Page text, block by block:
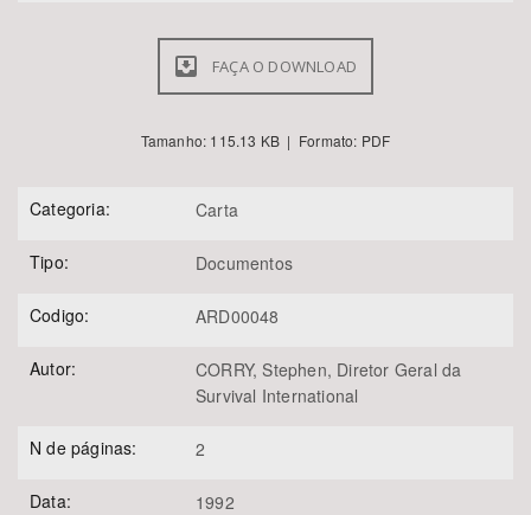
FAÇA O DOWNLOAD
Tamanho: 115.13 KB | Formato: PDF
Categoria: Carta
Tipo: Documentos
Codigo: ARD00048
Autor:
CORRY, Stephen, Diretor Geral da
Survival International
N de páginas: 2
Data: 1992